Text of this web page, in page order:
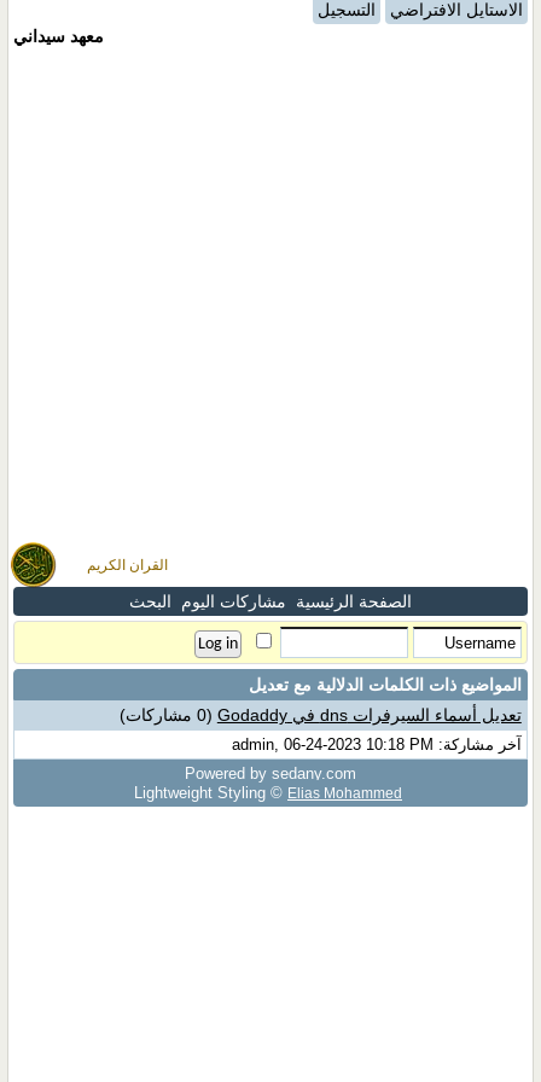
القران الكريم
الاستايل الافتراضي
التسجيل
معهد سيداني
الصفحة الرئيسية مشاركات اليوم البحث
المواضيع ذات الكلمات الدلالية معتعديل
تعديل أسماء السيرفرات dns في Godaddy
(0 مشاركات)
آخر مشاركة: admin, 06-24-2023 10:18 PM
Powered by sedany.com
Lightweight Styling © Elias Mohammed